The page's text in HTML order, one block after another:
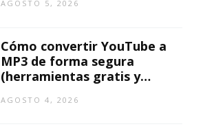
AGOSTO 5, 2026
Cómo convertir YouTube a
MP3 de forma segura
(herramientas gratis y
AGOSTO 4, 2026